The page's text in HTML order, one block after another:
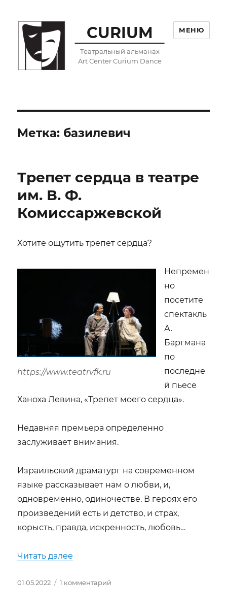
CURIUM
Театральный альманах
Art Center Curium Dance
МЕНЮ
Метка: базилевич
Трепет сердца в театре
им. В. Ф.
Комиссаржевской
Хотите ощутить трепет сердца?
https://www.teatrvfk.ru
Непремен
но
посетите
спектакль
А.
Баргмана
по
последне
й пьесе
Ханоха Левина, «Трепет моего сердца».
Недавняя премьера определенно
заслуживает внимания.
Израильский драматург на современном
языке рассказывает нам о любви, и,
одновременно, одиночестве. В героях его
произведений есть и детство, и страх,
корысть, правда, искренность, любовь…
Читать далее
Опубликовано
01.05.2022 1 комментарий